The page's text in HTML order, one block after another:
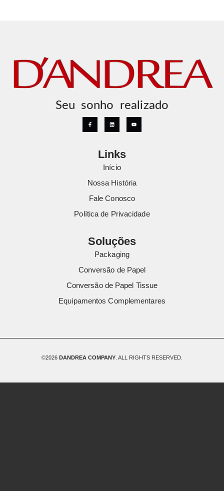
Seu sonho realizado
Links
Início
Nossa História
Fale Conosco
Política de Privacidade
Soluções
Packaging
Conversão de Papel
Conversão de Papel Tissue
Equipamentos Complementares
©2026 DANDREA COMPANY . ALL RIGHTS RESERVED.